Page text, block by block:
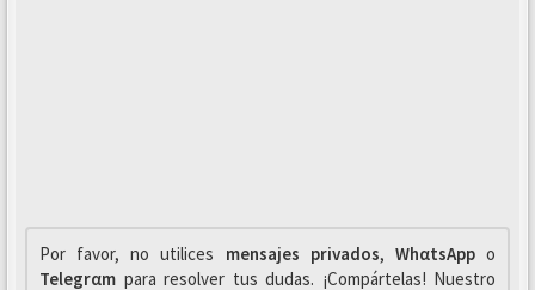
Por favor, no utilices mensajes privados, WhαtsAppo
Telegrαm para resolver tus dudas. ¡Compártelas! Nuestro